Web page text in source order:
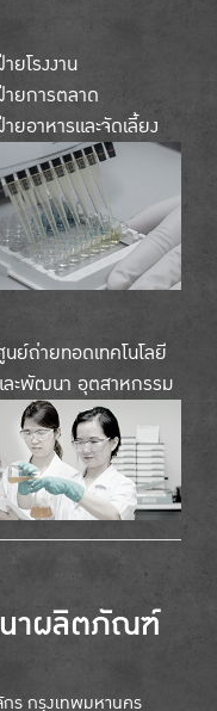
ยโรงงาน
ยการตลาด
ยอาหารและจัดเลี้ยง
ย์ถ่ายทอดเทคโนโลยี
ละพัฒนา อุตสาหกรรม
าผลิตภัณฑ์
กร กรุงเทพมหานคร